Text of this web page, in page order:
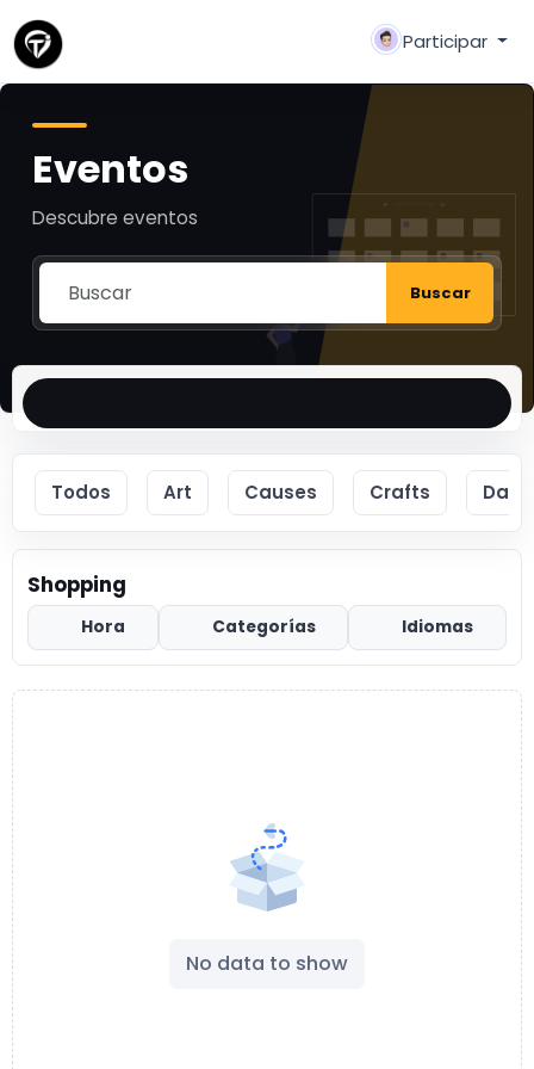
Participar
Eventos
Descubre eventos
Buscar
Todos Art Causes Crafts
Shopping
Hora Categorías Idiomas
No data to show